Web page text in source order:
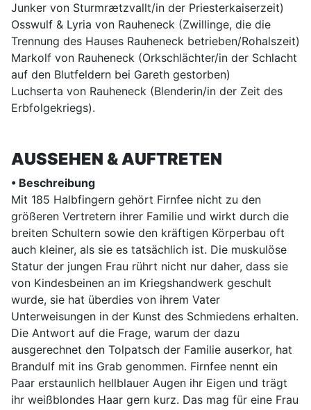
Junker von Sturmrætzvallt/in der Priesterkaiserzeit)
Osswulf & Lyria von Rauheneck (Zwillinge, die die
Trennung des Hauses Rauheneck betrieben/Rohalszeit)
Markolf von Rauheneck (Orkschlächter/in der Schlacht
auf den Blutfeldern bei Gareth gestorben)
Luchserta von Rauheneck (Blenderin/in der Zeit des
Erbfolgekriegs).
AUSSEHEN & AUFTRETEN
• Beschreibung
Mit 185 Halbfingern gehört Firnfee nicht zu den
größeren Vertretern ihrer Familie und wirkt durch die
breiten Schultern sowie den kräftigen Körperbau oft
auch kleiner, als sie es tatsächlich ist. Die muskulöse
Statur der jungen Frau rührt nicht nur daher, dass sie
von Kindesbeinen an im Kriegshandwerk geschult
wurde, sie hat überdies von ihrem Vater
Unterweisungen in der Kunst des Schmiedens erhalten.
Die Antwort auf die Frage, warum der dazu
ausgerechnet den Tolpatsch der Familie auserkor, hat
Brandulf mit ins Grab genommen. Firnfee nennt ein
Paar erstaunlich hellblauer Augen ihr Eigen und trägt
ihr weißblondes Haar gern kurz. Das mag für eine Frau